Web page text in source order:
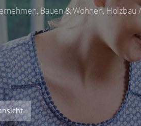
Bauen & Wohnen,